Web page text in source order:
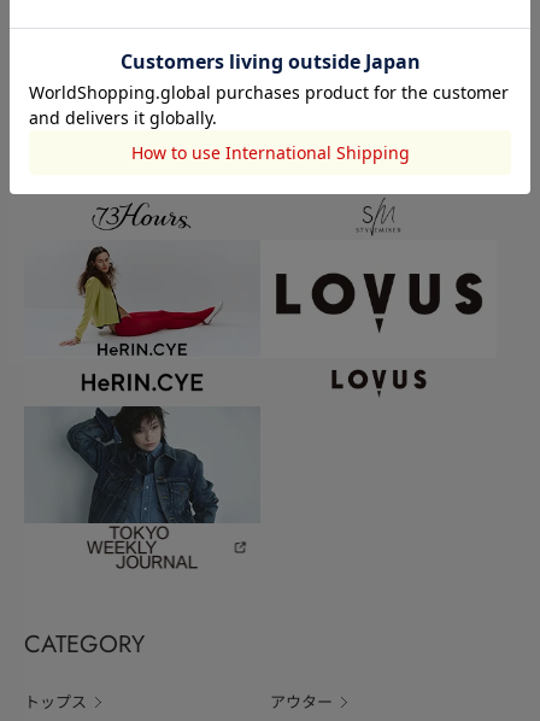
CATEGORY
トップス アウター